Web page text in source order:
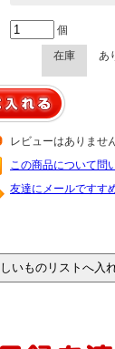
個
在庫
あ
レビューはありませ
この商品について問
友達にメールですす